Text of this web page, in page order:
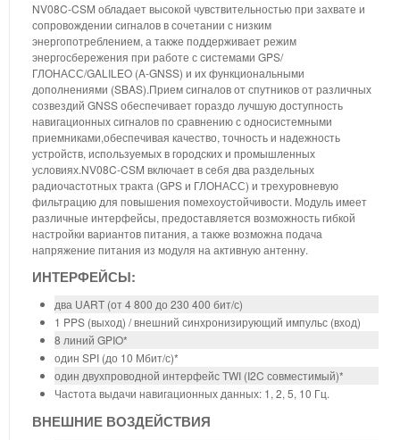
NV08C-CSM обладает высокой чувствительностью при захвате и
сопровождении сигналов в сочетании с низким
энергопотреблением, а также поддерживает режим
энергосбережения при работе с системами GPS/
ГЛОНАСС/GALILEO (A-GNSS) и их функциональными
дополнениями (SBAS).Прием сигналов от спутников от различных
созвездий GNSS обеспечивает гораздо лучшую доступность
навигационных сигналов по сравнению с односистемными
приемниками,обеспечивая качество, точность и надежность
устройств, используемых в городских и промышленных
условиях.NV08C-CSM включает в себя два раздельных
радиочастотных тракта (GPS и ГЛОНАСС) и трехуровневую
фильтрацию для повышения помехоустойчивости. Модуль имеет
различные интерфейсы, предоставляется возможность гибкой
настройки вариантов питания, а также возможна подача
напряжение питания из модуля на активную антенну.
ИНТЕРФЕЙСЫ:
два UART (от 4 800 до 230 400 бит/с)
1 PPS (выход) / внешний синхронизирующий импульс (вход)
8 линий GPIO*
один SPI (до 10 Мбит/с)*
один двухпроводной интерфейс TWI (I2C совместимый)*
Частота выдачи навигационных данных: 1, 2, 5, 10 Гц.
ВНЕШНИЕ ВОЗДЕЙСТВИЯ